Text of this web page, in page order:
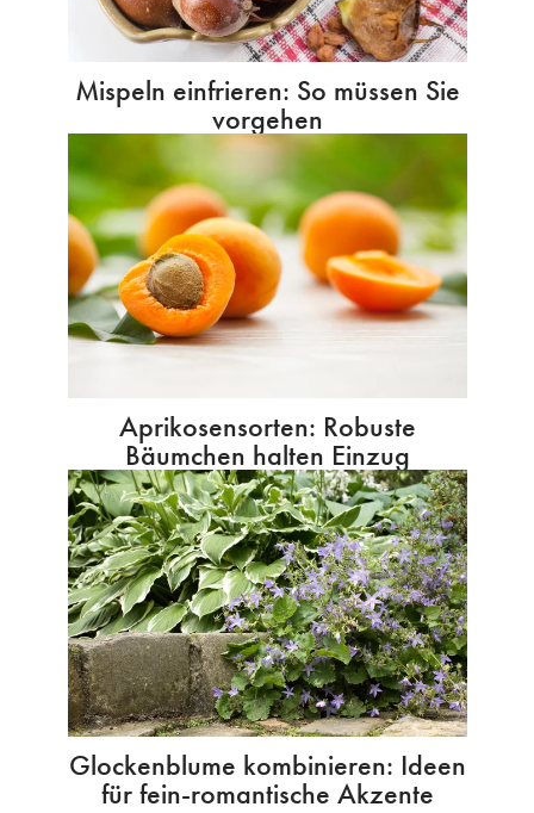
Mispeln einfrieren: So müssen Sie
vorgehen
Aprikosensorten: Robuste
Bäumchen halten Einzug
Glockenblume kombinieren: Ideen
für fein-romantische Akzente